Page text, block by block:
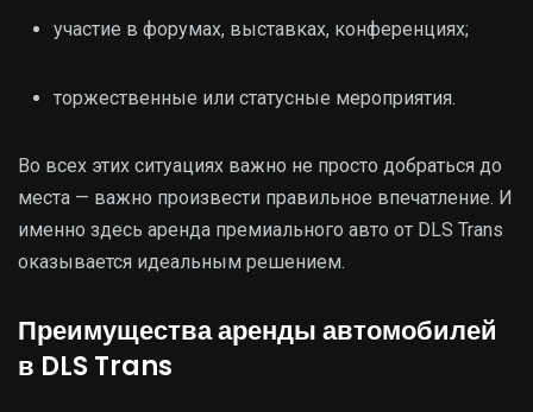
участие в форумах, выставках, конференциях;
торжественные или статусные мероприятия.
Во всех этих ситуациях важно не просто добраться до
места — важно произвести правильное впечатление. И
именно здесь аренда премиального авто от DLS Trans
оказывается идеальным решением.
Преимущества аренды автомобилей
в DLS Trans